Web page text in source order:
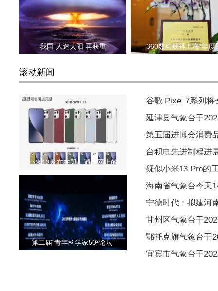
我国“人造太阳”再获重 360数科获得上海“年度
滚动新闻
小米13发布在即，通过网上的
第二届“青年科学家50²论坛”
谷歌 Pixel 7系列将
延津县气象台于
第五届进博会消费
台积电先进制程进
疑似小米13 Pro的
海南省气象台今天
宁德时代：拟建河
甘州区气象台于
鄂托克旗气象台于
宜宾市气象台于